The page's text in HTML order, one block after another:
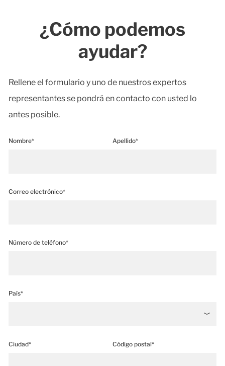
¿Cómo podemos
ayudar?
Rellene el formulario y uno de nuestros expertos
representantes se pondrá en contacto con usted lo
antes posible.
Nombre* Apellido*
Correo electrónico*
Número de teléfono*
País*
Ciudad* Código postal*